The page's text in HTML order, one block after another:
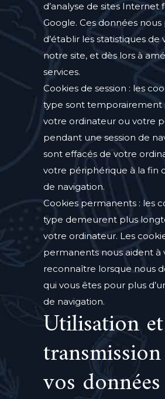
d’analyse de sites Internet
Google. Ces données
d’établir les statistiques de
notre site, et dès lors à
services.
Cookies de session : les
type sont temporairement
votre ordinateur ou votre
pendant une session de
sont effacés de votre
votre périphérique à la fin
de navigation.
Cookies permanents : les
type demeurent plus
votre ordinateur. Les
permanents nous aident à
reconnaître lorsque nous
qui vous êtes pour plus
de navigation.
Utilisation et
vos données